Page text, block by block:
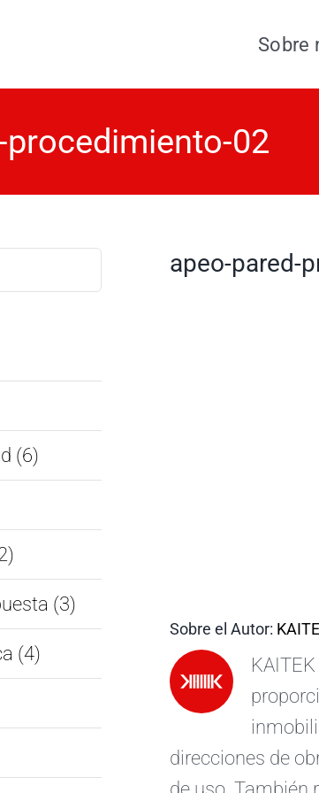
Sobre
procedimiento-02
apeo-pared-
Sobre el Autor:
direcciones de
de uso. También
(6)
(3)
(4)